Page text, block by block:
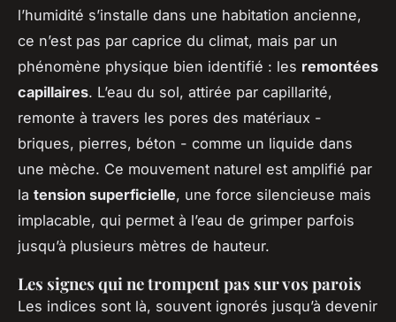
l’humidité s’installe dans une habitation ancienne,
ce n’est pas par caprice du climat, mais par un
phénomène physique bien identifié : les remontées
capillaires. L’eau du sol, attirée par capillarité,
remonte à travers les pores des matériaux -
briques, pierres, béton - comme un liquide dans
une mèche. Ce mouvement naturel est amplifié par
la tension superficielle, une force silencieuse mais
implacable, qui permet à l’eau de grimper parfois
jusqu’à plusieurs mètres de hauteur.
Les signes qui ne trompent pas sur vos parois
Les indices sont là, souvent ignorés jusqu’à devenir